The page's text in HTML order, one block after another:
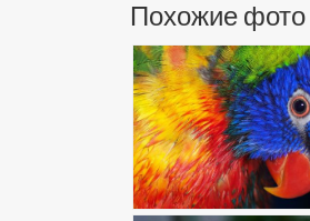
Похожие фото